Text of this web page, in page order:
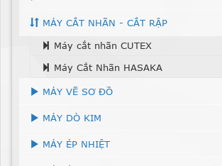
MÁY CẮT NHÃN - CẮT RẬP
Máy cắt nhãn CUTEX
Máy Cắt Nhãn HASAKA
MÁY VẼ SƠ ĐỒ
MÁY DÒ KIM
MÁY ÉP NHIỆT